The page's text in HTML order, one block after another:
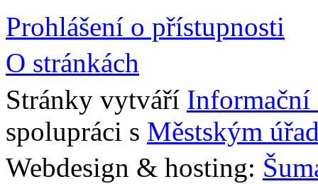
Prohlášení o přístupnosti
O stránkách
Stránky vytváří Informační
spolupráci s Městským
Webdesign & hosting: